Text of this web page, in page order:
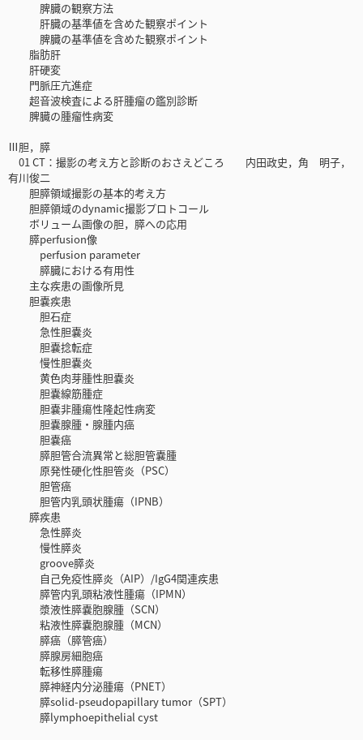
脾臓の観察方法
肝臓の基準値を含めた観察ポイント
脾臓の基準値を含めた観察ポイント
脂肪肝
肝硬変
門脈圧亢進症
超音波検査による肝腫瘤の鑑別診断
脾臓の腫瘤性病変
Ⅲ胆，膵
01 CT：撮影の考え方と診断のおさえどころ 内田政史，角 明子，
有川俊二
胆膵領域撮影の基本的考え方
胆膵領域のdynamic撮影プロトコール
ボリューム画像の胆，膵への応用
膵perfusion像
perfusion parameter
膵臓における有用性
主な疾患の画像所見
胆嚢疾患
胆石症
急性胆嚢炎
胆嚢捻転症
慢性胆嚢炎
黄色肉芽腫性胆嚢炎
胆嚢線筋腫症
胆嚢非腫瘍性隆起性病変
胆嚢腺腫・腺腫内癌
胆嚢癌
膵胆管合流異常と総胆管嚢腫
原発性硬化性胆管炎（PSC）
胆管癌
胆管内乳頭状腫瘍（IPNB）
膵疾患
急性膵炎
慢性膵炎
groove膵炎
自己免疫性膵炎（AIP）/IgG4関連疾患
膵管内乳頭粘液性腫瘍（IPMN）
漿液性膵嚢胞腺腫（SCN）
粘液性膵嚢胞腺腫（MCN）
膵癌（膵管癌）
膵腺房細胞癌
転移性膵腫瘍
膵神経内分泌腫瘍（PNET）
膵solid-pseudopapillary tumor（SPT）
膵lymphoepithelial cyst